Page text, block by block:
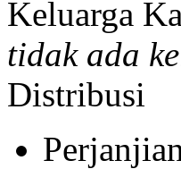
Keluarga
tidak ada
Distribusi